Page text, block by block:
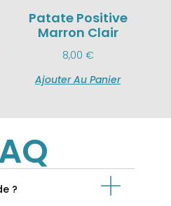
Patate Positive
Marron Clair
8,00 €
Ajouter Au Panier
?